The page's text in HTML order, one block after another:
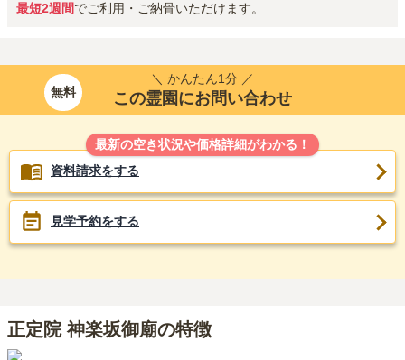
最短2週間でご利用・ご納骨いただけます。
無料
＼ かんたん1分 ／
この霊園にお問い合わせ
最新の空き状況や価格詳細がわかる！
資料請求をする
見学予約をする
正定院 神楽坂御廟の特徴